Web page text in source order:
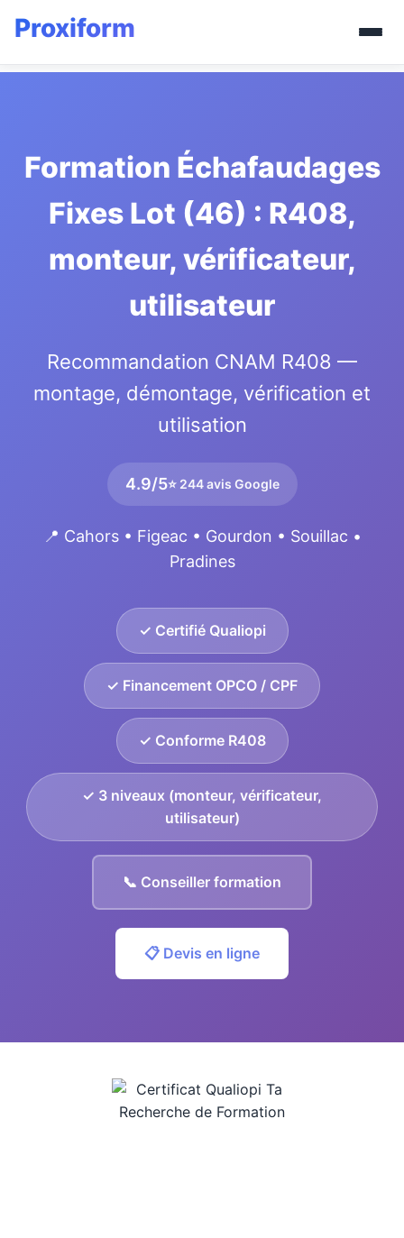
Formation Échafaudages
Fixes Lot (46) : R408,
monteur, vérificateur,
utilisateur
Recommandation CNAM R408 —
montage, démontage, vérification et
utilisation
4.9/5⭐ 244 avis Google
📍 Cahors • Figeac • Gourdon • Souillac •
Pradines
✓ Certifié Qualiopi
✓ Financement OPCO / CPF
✓ Conforme R408
✓ 3 niveaux (monteur, vérificateur,
utilisateur)
📞 Conseiller formation
📋 Devis en ligne